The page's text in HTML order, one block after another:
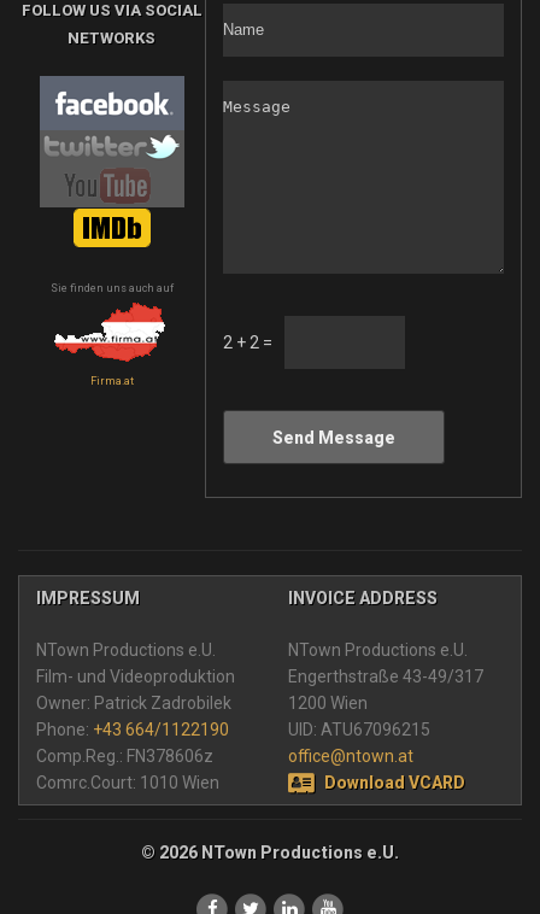
FOLLOW US VIA SOCIAL
NETWORKS
Sie finden uns auch auf
Firma.at
2 + 2 =
Send Message
IMPRESSUM
NTown Productions e.U.
Film- und Videoproduktion
Owner: Patrick Zadrobilek
Phone: +43 664/1122190
Comp.Reg.: FN378606z
Comrc.Court: 1010 Wien
INVOICE ADDRESS
NTown Productions e.U.
Engerthstraße 43-49/317
1200 Wien
UID: ATU67096215
office@ntown.at
Download VCARD
© 2026 NTown Productions e.U.